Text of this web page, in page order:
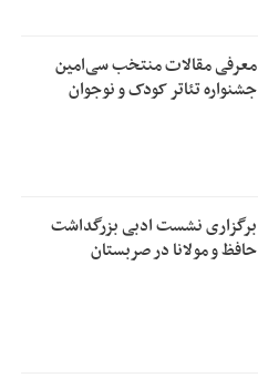
معرفی مقالات منتخب سی‌امین
جشنواره تئاتر کودک و نوجوان
برگزاری نشست ادبی بزرگداشت
حافظ و مولانا در صربستان